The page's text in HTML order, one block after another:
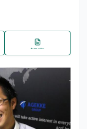
記事